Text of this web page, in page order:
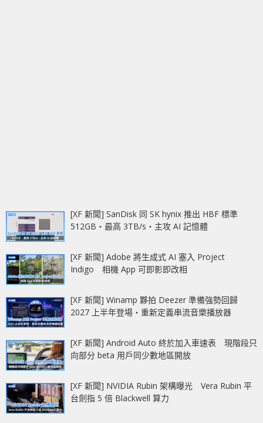
[XF 新聞] SanDisk 同 SK hynix 推出 HBF 標準
512GB‧最高 3TB/s‧主攻 AI 記憶體
[XF 新聞] Adobe 將生成式 AI 塞入 Project
Indigo 相機 App 可即影即改相
[XF 新聞] Winamp 夥拍 Deezer 準備強勢回歸
2027 上半年登場‧重新定義串流音樂播放器
[XF 新聞] Android Auto 終於加入車速表 現階段只
向部分 beta 用戶同少數地區開放
[XF 新聞] NVIDIA Rubin 架構曝光 Vera Rubin 平
台劍指 5 倍 Blackwell 算力